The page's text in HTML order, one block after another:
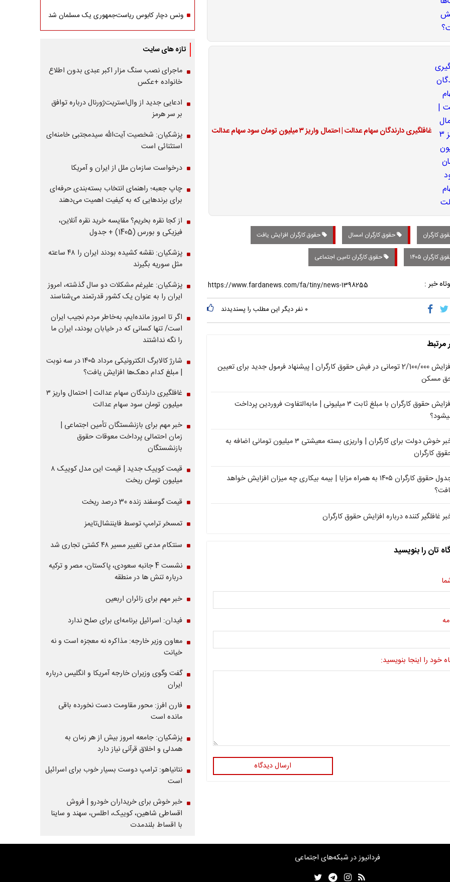
غافلگیری دارندگان سهام عدالت | احتمال واریز ۳ میلیون تومان سود سهام عدالت
کارگران حقوق کارگران امسال حقوق کارگران افزایش یافت
کارگران ۱۴۰۵ حقوق کارگران تامین اجتماعی
خبر :
۰ نفر دیگر این مطلب را پسندیدند
مرتبط
افزایش 2/100/000 تومانی در فیش حقوق کارگران | پیشنهاد فرمول جدید برای تعیین
مسکن
افزایش حقوق کارگران با مبلغ ثابت ۳ میلیونی | مابه‌التفاوت فروردین پرداخت
خبر خوش دولت برای کارگران | واریزی بسته معیشتی ۳ میلیون تومانی اضافه به
کارگران
جدول حقوق کارگران ۱۴۰۵ به همراه مزایا | بیمه بیکاری چه میزان افزایش خواهد
غافلگیر کننده درباره افزایش حقوق کارگران
تان را بنویسید
خود را اینجا بنویسید:
ارسال دیدگاه
ونس دچار کابوس ریاست‌جمهوری یک مسلمان شد
تازه های سایت
ماجرای نصب سنگ مزار اکبر عبدی بدون اطلاع
خانواده +عکس
ادعایی جدید از وال‌استریت‌ژورنال درباره توافق
بر سر هرمز
پزشکیان: شخصیت آیت‌الله سیدمجتبی خامنه‌ای
استثنائی است
درخواست سازمان ملل از ایران و آمریکا
چاپ جعبه؛ راهنمای انتخاب بسته‌بندی حرفه‌ای
برای برندهایی که به کیفیت اهمیت می‌دهند
از کجا نقره بخریم؟ مقایسه خرید نقره آنلاین،
فیزیکی و بورس (1405) + جدول
پزشکیان: نقشه کشیده بودند ایران را ۴۸ ساعته
مثل سوریه بگیرند
پزشکیان: علیرغم مشکلات دو سال گذشته، امروز
ایران را به عنوان یک کشور قدرتمند می‌شناسند
اگر تا امروز مانده‌ایم، به‌خاطر مردم نجیب ایران
است/ تنها کسانی که در خیابان بودند، ایران ما
را نگه نداشتند
شارژ کالابرگ الکترونیکی مرداد ۱۴۰۵ در سه نوبت
| مبلغ کدام دهک‌ها افزایش یافت؟
غافلگیری دارندگان سهام عدالت | احتمال واریز ۳
میلیون تومان سود سهام عدالت
خبر مهم برای بازنشستگان تأمین اجتماعی |
زمان احتمالی پرداخت معوقات حقوق
بازنشستگان
قیمت کوییک جدید | قیمت این مدل کوییک ۸
میلیون تومان ریخت
قیمت گوسفند زنده 30 درصد ریخت
تمسخر ترامپ توسط فایننشال‌تایمز
سنتکام مدعی تغییر مسیر ۴۸ کشتی تجاری شد
نشست 4 جانبه سعودی، پاکستان، مصر و ترکیه
درباره تنش ها در منطقه
خبر مهم برای زائران اربعین
فیدان: اسرائیل برنامه‌ای برای صلح ندارد
معاون وزیر خارجه: مذاکره نه معجزه است و نه
خیانت
گفت وگوی وزیران خارجه آمریکا و انگلیس درباره
ایران
فارن افرز: محور مقاومت دست نخورده باقی
مانده است
پزشکیان: جامعه امروز بیش از هر زمان به
همدلی و اخلاق قرآنی نیاز دارد
نتانیاهو: ترامپ دوست بسیار خوب برای اسرائیل
است
خبر خوش برای خریداران خودرو | فروش
اقساطی شاهین، کوییک، اطلس، سهند و ساینا
با اقساط بلندمدت
فردانیوز در شبکه‌های اجتماعی